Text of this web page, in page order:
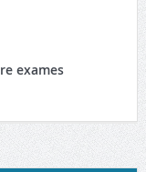
exames